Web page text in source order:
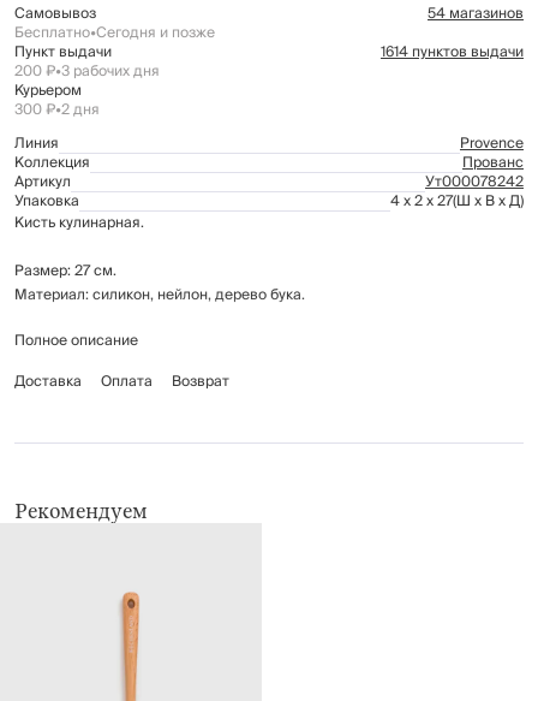
Самовывоз 54 магазинов
Бесплатно•Сегодня и позже
Пункт выдачи 1614 пунктов выдачи
200 ₽•3 рабочих дня
Курьером
300 ₽•2 дня
Линия
Provence
Коллекция Прованс
Артикул Ут000078242
Упаковка 4 x 2 x 27(Ш x В x Д)
Кисть кулинарная.
Размер: 27 см.
Материал: силикон, нейлон, дерево бука.
Предназначена для смазывания противня или сковороды, для
маринадом мяса и рыбы.
Рекомендации по уходу: мыть вручную с применением мягких моющих
Нельзя мыть в посудомоечной машине.
Полное описание
Доставка
Оплата Возврат
Рекомендуем